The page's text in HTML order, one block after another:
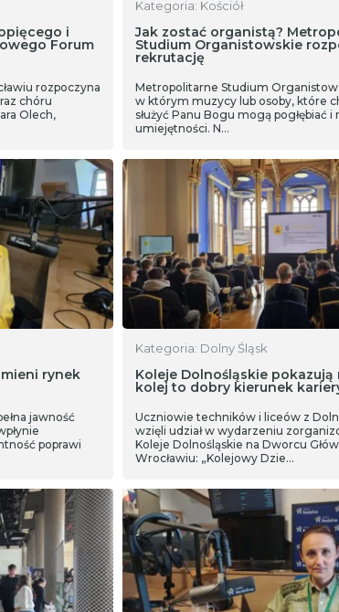
i
Forum
rozpoczyna
chóru
Olech,
Kategoria: Kościół
Jak zostać organistą?
Studium Organistowskie
rekrutację
Metropolitarne Studium
w którym muzycy lub osoby, które
służyć Panu Bogu mogą pogłębiać
umiejętności. N…
rynek
jawność
poprawi
Kategoria: Dolny Śląsk
Koleje Dolnośląskie pokazują
kolej to dobry kierunek
Uczniowie techników i liceów z
wzięli udział w wydarzeniu
Koleje Dolnośląskie na Dworcu
Wrocławiu: „Kolejowy Dzie…